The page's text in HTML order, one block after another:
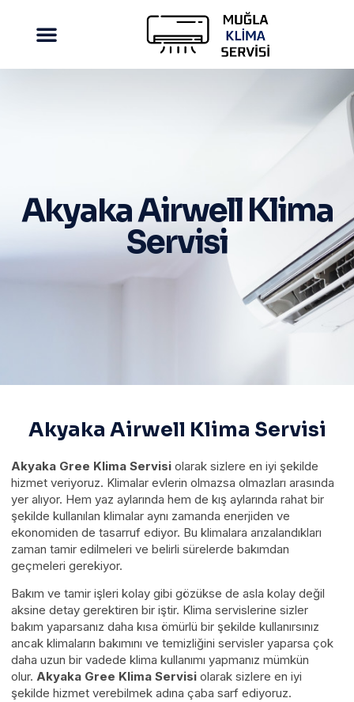
Akyaka Airwell Klima
Servisi
Akyaka Airwell Klima Servisi
Akyaka Gree Klima Servisi olarak sizlere en iyi şekilde
hizmet veriyoruz. Klimalar evlerin olmazsa olmazları arasında
yer alıyor. Hem yaz aylarında hem de kış aylarında rahat bir
şekilde kullanılan klimalar aynı zamanda enerjiden ve
ekonomiden de tasarruf ediyor. Bu klimalara arızalandıkları
zaman tamir edilmeleri ve belirli sürelerde bakımdan
geçmeleri gerekiyor.
Bakım ve tamir işleri kolay gibi gözükse de asla kolay değil
aksine detay gerektiren bir iştir. Klima servislerine sizler
bakım yaparsanız daha kısa ömürlü bir şekilde kullanırsınız
ancak klimaların bakımını ve temizliğini servisler yaparsa çok
daha uzun bir vadede klima kullanımı yapmanız mümkün
olur. Akyaka Gree Klima Servisi olarak sizlere en iyi
şekilde hizmet verebilmek adına çaba sarf ediyoruz.